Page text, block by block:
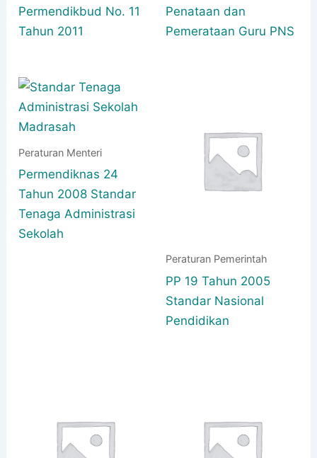
Permendikbud No. 11
Tahun 2011
Penataan dan
Pemerataan Guru PNS
Peraturan Menteri
Permendiknas 24
Tahun 2008 Standar
Tenaga Administrasi
Sekolah
Peraturan Pemerintah
PP 19 Tahun 2005
Standar Nasional
Pendidikan